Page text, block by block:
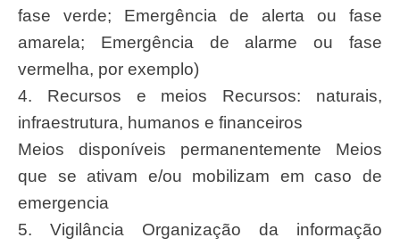
fase verde; Emergência de alerta ou fase
amarela; Emergência de alarme ou fase
vermelha, por exemplo)
4. Recursos e meios Recursos: naturais,
infraestrutura, humanos e financeiros
Meios disponíveis permanentemente Meios
que se ativam e/ou mobilizam em caso de
emergencia
5. Vigilância Organização da informação